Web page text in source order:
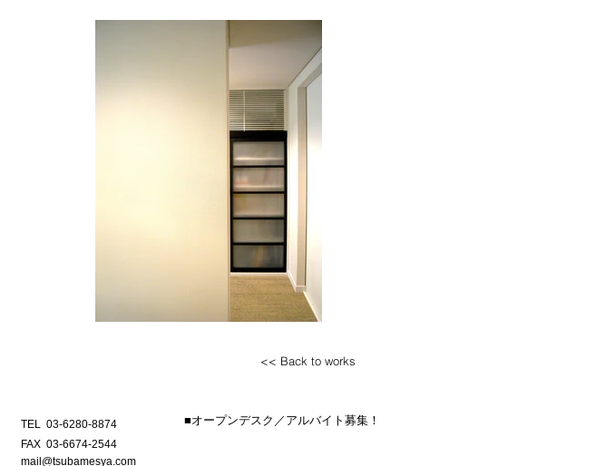
<< Back to works
TEL 03-6280-8874
FAX 03-6674-2544
mail@tsubamesya.com
■オープンデスク／アルバイト募集！ ​ ​ ​